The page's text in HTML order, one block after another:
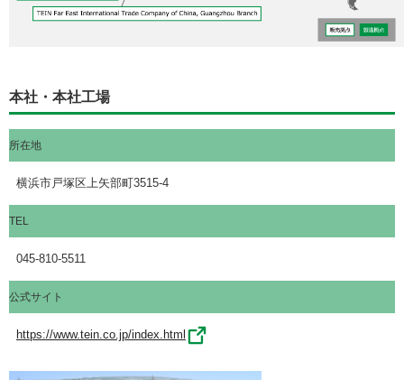
本社・本社工場
所在地
横浜市戸塚区上矢部町3515-4
TEL
045-810-5511
公式サイト
https://www.tein.co.jp/index.html